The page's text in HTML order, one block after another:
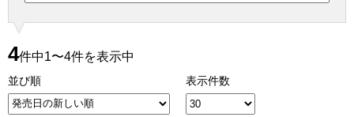
4件中1〜4件を表示中
並び順 表示件数